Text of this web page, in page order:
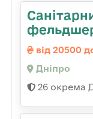
від 20500
Дніпро
26 окрема